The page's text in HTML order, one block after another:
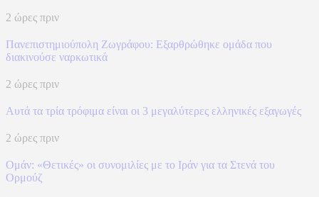
2 ώρες πριν
Πανεπιστημιούπολη Ζωγράφου: Εξαρθρώθηκε ομάδα που
διακινούσε ναρκωτικά
2 ώρες πριν
Αυτά τα τρία τρόφιμα είναι οι 3 μεγαλύτερες ελληνικές εξαγωγές
2 ώρες πριν
Ομάν: «Θετικές» οι συνομιλίες με το Ιράν για τα Στενά του
Ορμούζ